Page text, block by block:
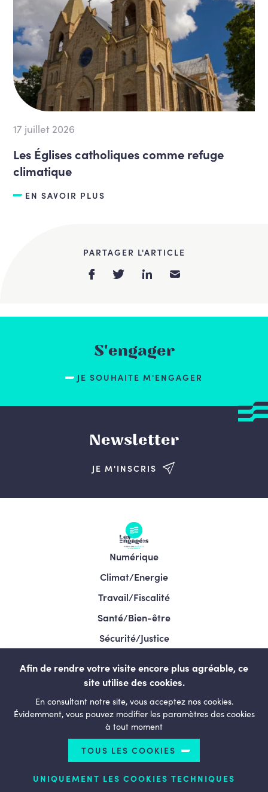
17 juillet 2026
Les Églises catholiques comme refuge
climatique
EN SAVOIR PLUS
PARTAGER L'ARTICLE
S'engager
JE SOUHAITE M'ENGAGER
Newsletter
JE M'INSCRIS
Numérique
Climat/Energie
Travail/Fiscalité
Santé/Bien-être
Sécurité/Justice
LESENGAGÉS.BE
© Copyright 2026 Le courage de changer - Tous droits
Termes et conditions
Politique de confidentialité
Afin de rendre votre visite encore plus agréable, ce
site utilise des cookies.
En consultant notre site, vous acceptez nos cookies.
Évidemment, vous pouvez modifier les paramètres des cookies
à tout moment
TOUS LES COOKIES
UNIQUEMENT LES COOKIES TECHNIQUES